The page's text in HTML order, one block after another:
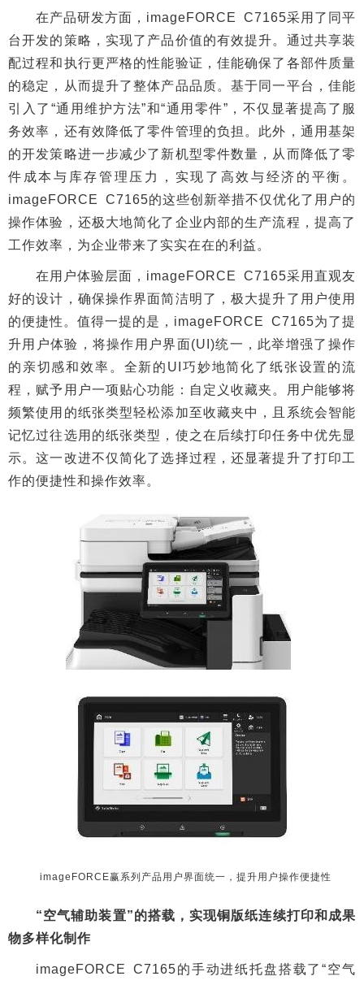
在产品研发方面，imageFORCE C7165采用了同平
台开发的策略，实现了产品价值的有效提升。通过共享装
配过程和执行更严格的性能验证，佳能确保了各部件质量
的稳定，从而提升了整体产品品质。基于同一平台，佳能
引入了“通用维护方法”和“通用零件”，不仅显著提高了服
务效率，还有效降低了零件管理的负担。此外，通用基架
的开发策略进一步减少了新机型零件数量，从而降低了零
件成本与库存管理压力，实现了高效与经济的平衡。
imageFORCE C7165的这些创新举措不仅优化了用户的
操作体验，还极大地简化了企业内部的生产流程，提高了
工作效率，为企业带来了实实在在的利益。
在用户体验层面，imageFORCE C7165采用直观友
好的设计，确保操作界面简洁明了，极大提升了用户使用
的便捷性。值得一提的是，imageFORCE C7165为了提
升用户体验，将操作用户界面(UI)统一，此举增强了操作
的亲切感和效率。全新的UI巧妙地简化了纸张设置的流
程，赋予用户一项贴心功能：自定义收藏夹。用户能够将
频繁使用的纸张类型轻松添加至收藏夹中，且系统会智能
记忆过往选用的纸张类型，使之在后续打印任务中优先显
示。这一改进不仅简化了选择过程，还显著提升了打印工
作的便捷性和操作效率。
imageFORCE赢系列产品用户界面统一，提升用户操作便捷性
“空气辅助装置”的搭载，实现铜版纸连续打印和成果
物多样化制作
imageFORCE C7165的手动进纸托盘搭载了“空气